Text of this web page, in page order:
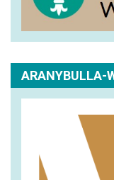
ARANYBULLA-